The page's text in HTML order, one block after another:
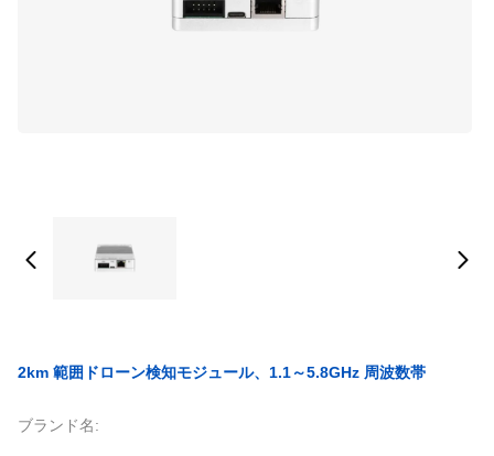
2km 範囲ドローン検知モジュール、1.1～5.8GHz 周波数帯
ブランド名: